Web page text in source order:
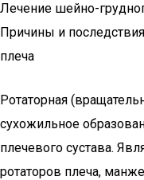
Лечение шейно-
Причины и
плеча
Ротаторная
сухожильное
плечевого сустава.
ротаторов плеча,